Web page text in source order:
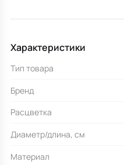
Характеристики
Тип товара
Бренд
Расцветка
Диаметр/длина, см
Материал